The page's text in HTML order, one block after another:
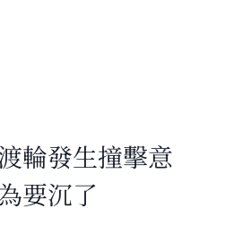
輪發生撞擊意
要沉了